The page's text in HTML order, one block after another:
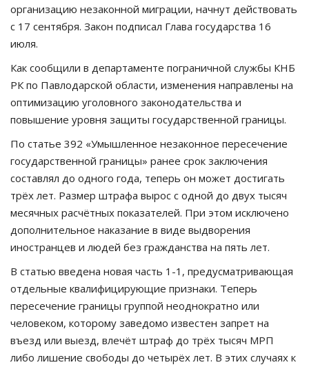
организацию незаконной миграции, начнут действовать
с 17 сентября. Закон подписал Глава государства 16
июля.
Как сообщили в департаменте пограничной службы КНБ
РК по Павлодарской области, изменения направлены на
оптимизацию уголовного законодательства и
повышение уровня защиты государственной границы.
По статье 392 «Умышленное незаконное пересечение
государственной границы» ранее срок заключения
составлял до одного года, теперь он может достигать
трёх лет. Размер штрафа вырос с одной до двух тысяч
месячных расчётных показателей. При этом исключено
дополнительное наказание в виде выдворения
иностранцев и людей без гражданства на пять лет.
В статью введена новая часть 1-1, предусматривающая
отдельные квалифицирующие признаки. Теперь
пересечение границы группой неоднократно или
человеком, которому заведомо известен запрет на
въезд или выезд, влечёт штраф до трёх тысяч МРП
либо лишение свободы до четырёх лет. В этих случаях к